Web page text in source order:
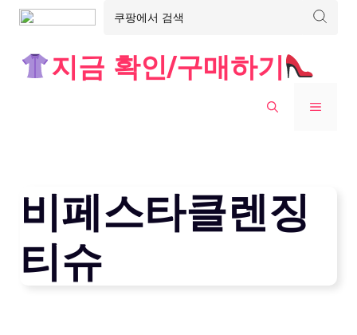
지금 확인/구매하기
MENU
비페스타클렌징
티슈